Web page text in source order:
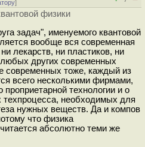
]
физики
задач", именуемого квантовой
вообще вся современная
лекарств, ни пластиков, ни
других современных
современных тоже, каждый из
всего несколькими фирмами,
технологии и о
техпроцесса, необходимых для
нужных веществ. Да и компов
что физика
абсолютно теми же